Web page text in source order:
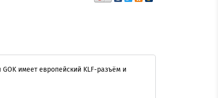
имеет европейский KLF-разъём и